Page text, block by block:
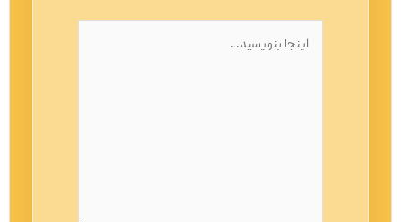
بنویسید…